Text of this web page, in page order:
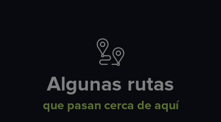
Algunas rutas
que pasan cerca de aquí